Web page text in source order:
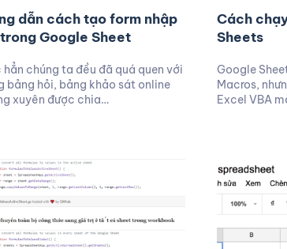
dẫn cách tạo form nhập
Google Sheet
hẳn chúng ta đều đã quá quen với
bảng hỏi, bảng khảo sát online
xuyên được chia…
Cách
Sheets
Google
Macros,
Excel VBA